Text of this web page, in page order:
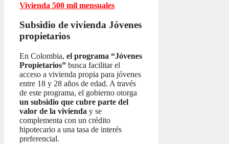
Vivienda 500 mil mensuales
Subsidio de vivienda Jóvenes
propietarios
En Colombia, el programa “Jóvenes
Propietarios” busca facilitar el
acceso a vivienda propia para jóvenes
entre 18 y 28 años de edad. A través
de este programa, el gobierno otorga
un subsidio que cubre parte del
valor de la vivienda y se
complementa con un crédito
hipotecario a una tasa de interés
preferencial.